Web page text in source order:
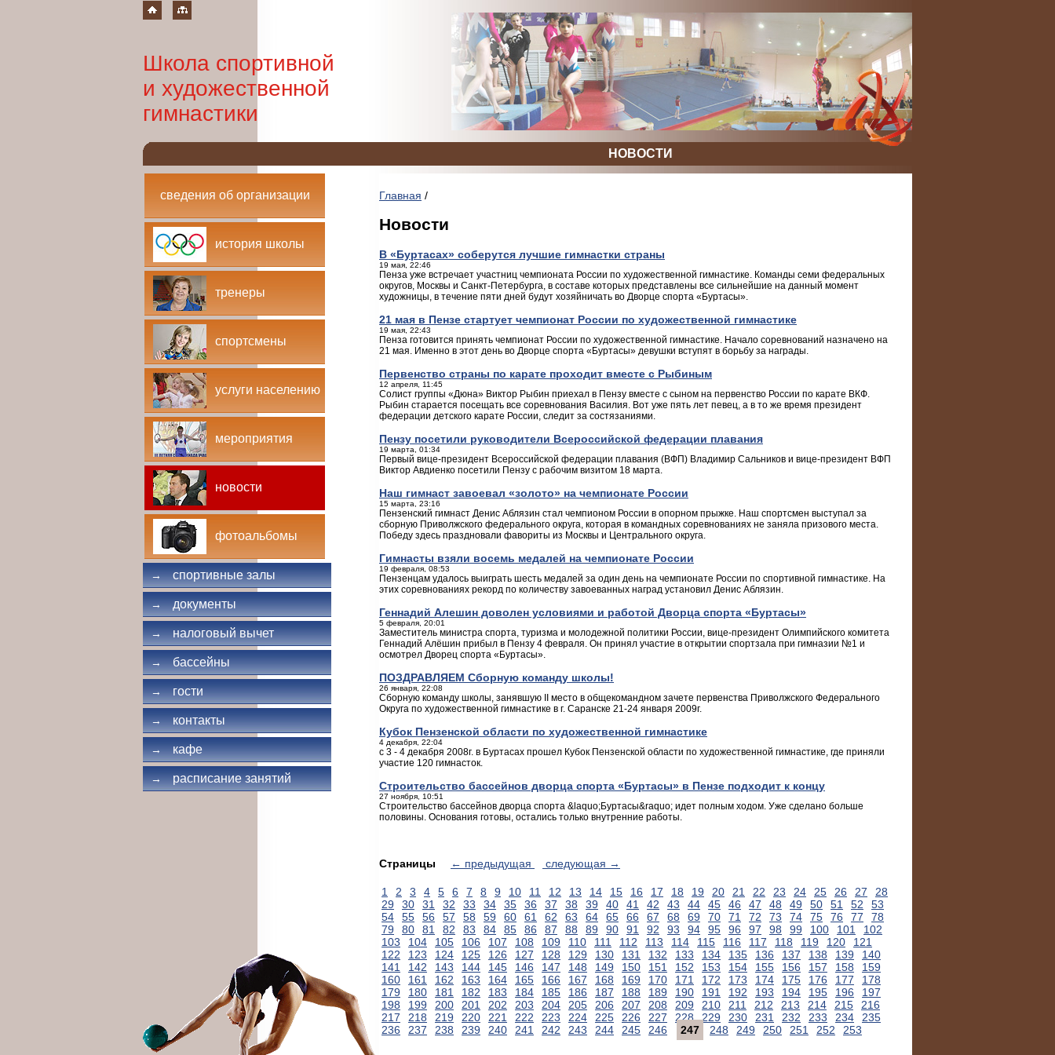
Школа спортивной
и художественной
гимнастики
НОВОСТИ
сведения об организации
история школы
тренеры
спортсмены
услуги населению
мероприятия
новости
фотоальбомы
→ спортивные залы
→ документы
→ налоговый вычет
→ бассейны
→ гости
→ контакты
→ кафе
→ расписание занятий
Главная /
Новости
В «Буртасах» соберутся лучшие гимнастки страны
19 мая, 22:46
Пенза уже встречает участниц чемпионата России по художественной гимнастике. Команды семи федеральных
округов, Москвы и Санкт-Петербурга, в составе которых представлены все сильнейшие на данный момент
художницы, в течение пяти дней будут хозяйничать во Дворце спорта «Буртасы».
21 мая в Пензе стартует чемпионат России по художественной гимнастике
19 мая, 22:43
Пенза готовится принять чемпионат России по художественной гимнастике. Начало соревнований назначено на
21 мая. Именно в этот день во Дворце спорта «Буртасы» девушки вступят в борьбу за награды.
Первенство страны по карате проходит вместе с Рыбиным
12 апреля, 11:45
Солист группы «Дюна» Виктор Рыбин приехал в Пензу вместе с сыном на первенство России по карате ВКФ.
Рыбин старается посещать все соревнования Василия. Вот уже пять лет певец, а в то же время президент
федерации детского карате России, следит за состязаниями.
Пензу посетили руководители Всероссийской федерации плавания
19 марта, 01:34
Первый вице-президент Всероссийской федерации плавания (ВФП) Владимир Сальников и вице-президент ВФП
Виктор Авдиенко посетили Пензу с рабочим визитом 18 марта.
Наш гимнаст завоевал «золото» на чемпионате России
15 марта, 23:16
Пензенский гимнаст Денис Аблязин стал чемпионом России в опорном прыжке. Наш спортсмен выступал за
сборную Приволжского федерального округа, которая в командных соревнованиях не заняла призового места.
Победу здесь праздновали фавориты из Москвы и Центрального округа.
Гимнасты взяли восемь медалей на чемпионате России
19 февраля, 08:53
Пензенцам удалось выиграть шесть медалей за один день на чемпионате России по спортивной гимнастике. На
этих соревнованиях рекорд по количеству завоеванных наград установил Денис Аблязин.
Геннадий Алешин доволен условиями и работой Дворца спорта «Буртасы»
5 февраля, 20:01
Заместитель министра спорта, туризма и молодежной политики России, вице-президент Олимпийского комитета
Геннадий Алёшин прибыл в Пензу 4 февраля. Он принял участие в открытии спортзала при гимназии №1 и
осмотрел Дворец спорта «Буртасы».
ПОЗДРАВЛЯЕМ Сборную команду школы!
26 января, 22:08
Сборную команду школы, занявшую II место в общекомандном зачете первенства Приволжского Федерального
Округа по художественной гимнастике в г. Саранске 21-24 января 2009г.
Кубок Пензенской области по художественной гимнастике
4 декабря, 22:04
с 3 - 4 декабря 2008г. в Буртасах прошел Кубок Пензенской области по художественной гимнастике, где приняли
участие 120 гимнасток.
Строительство бассейнов дворца спорта «Буртасы» в Пензе подходит к концу
27 ноября, 10:51
Строительство бассейнов дворца спорта &laquo;Буртасы&raquo; идет полным ходом. Уже сделано больше
половины. Основания готовы, остались только внутренние работы.
Страницы ← предыдущая следующая →
1 2 3 4 5 6 7 8 9 10 11 12 13 14 15 16 17 18 19 20 21 22 23 24 25 26 27
28
29
30 31 32 33 34 35 36 37 38 39 40 41 42 43 44 45 46 47 48 49 50 51 52
53
54
55 56 57 58 59 60 61 62 63 64 65 66 67 68 69 70 71 72 73 74 75 76 77
78
79
80 81 82 83 84 85 86 87 88 89 90 91 92 93 94 95 96 97 98 99 100 101
102
103
104 105 106 107 108 109 110 111 112 113 114 115 116 117 118 119 120
121
122
123 124 125 126 127 128 129 130 131 132 133 134 135 136 137 138 139
140
141
142 143 144 145 146 147 148 149 150 151 152 153 154 155 156 157 158
159
160
161 162 163 164 165 166 167 168 169 170 171 172 173 174 175 176 177
178
179
180 181 182 183 184 185 186 187 188 189 190 191 192 193 194 195 196
197
198
199 200 201 202 203 204 205 206 207 208 209 210 211 212 213 214 215
216
217
218 219 220 221 222 223 224 225 226 227 228 229 230 231 232 233 234
235
236
237 238 239 240 241 242 243 244 245 246 247 248 249 250 251 252 253